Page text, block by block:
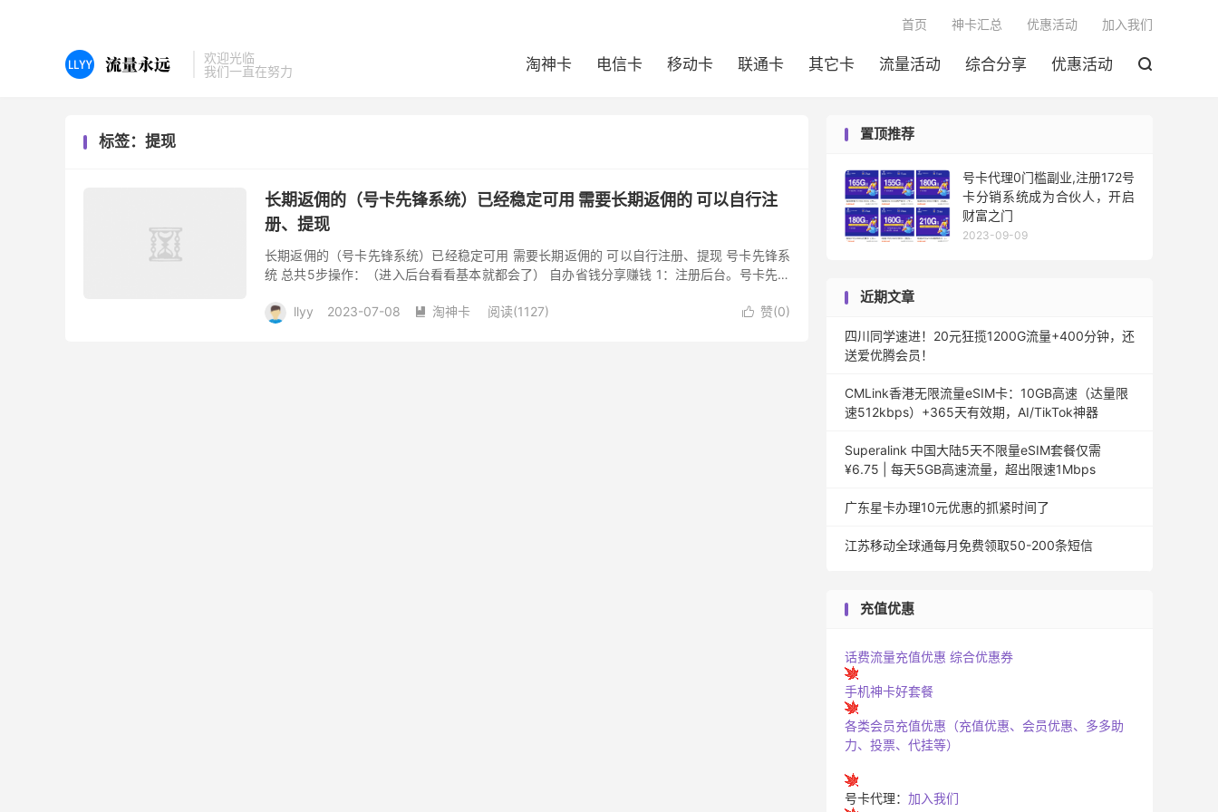
欢迎光临
我们一直在努力
淘神卡 电信卡 移动卡 联通卡 其它卡 流量活动 综合分享 优惠活动 
首页 神卡汇总 优惠活动 加入我们
标签：提现
长期返佣的（号卡先锋系统）已经稳定可用 需要长期返佣的 可以自行注
册、提现
长期返佣的（号卡先锋系统）已经稳定可用 需要长期返佣的 可以自行注册、提现 号卡先锋系
统 总共5步操作：（进入后台看看基本就都会了） 自办省钱分享赚钱 1：注册后台。号卡先锋
 赞(0)
llyy 2023-07-08  淘神卡 阅读(1127)
置顶推荐
号卡代理0门槛副业,注册172号
卡分销系统成为合伙人，开启
财富之门
2023-09-09
近期文章
四川同学速进！20元狂揽1200G流量+400分钟，还
送爱优腾会员！
CMLink香港无限流量eSIM卡：10GB高速（达量限
速512kbps）+365天有效期，AI/TikTok神器
Superalink 中国大陆5天不限量eSIM套餐仅需
¥6.75 | 每天5GB高速流量，超出限速1Mbps
广东星卡办理10元优惠的抓紧时间了
江苏移动全球通每月免费领取50-200条短信
充值优惠
话费流量充值优惠 综合优惠券
手机神卡好套餐
各类会员充值优惠（充值优惠、会员优惠、多多助
力、投票、代挂等）
号卡代理： 加入我们